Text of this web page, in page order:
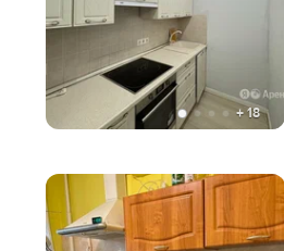
+ 18